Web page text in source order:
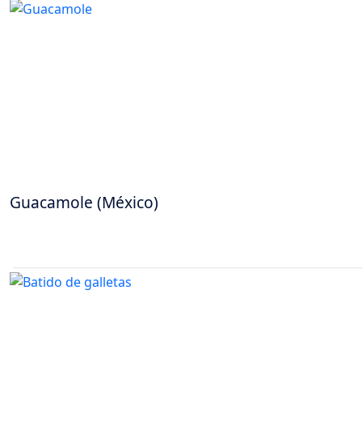
Guacamole (México)